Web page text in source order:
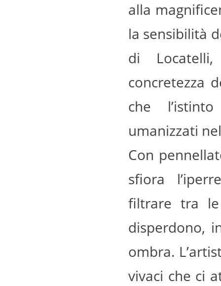
alla
la sensibilità
di
concretezza
che
umanizzati
Con
sfiora
filtrare tra
disperdono,
ombra.
vivaci che ci